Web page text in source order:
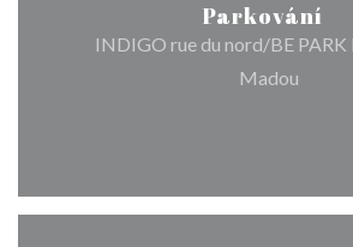
Parkování
INDIGO rue du nord/BE
Madou